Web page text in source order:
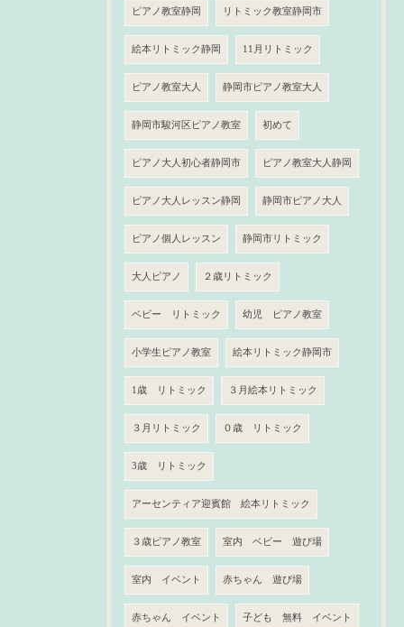
ピアノ教室静岡 リトミック教室静岡市
絵本リトミック静岡 11月リトミック
ピアノ教室大人 静岡市ピアノ教室大人
静岡市駿河区ピアノ教室 初めて
ピアノ大人初心者静岡市 ピアノ教室大人静岡
ピアノ大人レッスン静岡 静岡市ピアノ大人
ピアノ個人レッスン 静岡市リトミック
大人ピアノ ２歳リトミック
ベビー リトミック 幼児 ピアノ教室
小学生ピアノ教室 絵本リトミック静岡市
1歳 リトミック ３月絵本リトミック
３月リトミック ０歳 リトミック
3歳 リトミック
アーセンティア迎賓館 絵本リトミック
３歳ピアノ教室 室内 ベビー 遊び場
室内 イベント 赤ちゃん 遊び場
赤ちゃん イベント 子ども 無料 イベント